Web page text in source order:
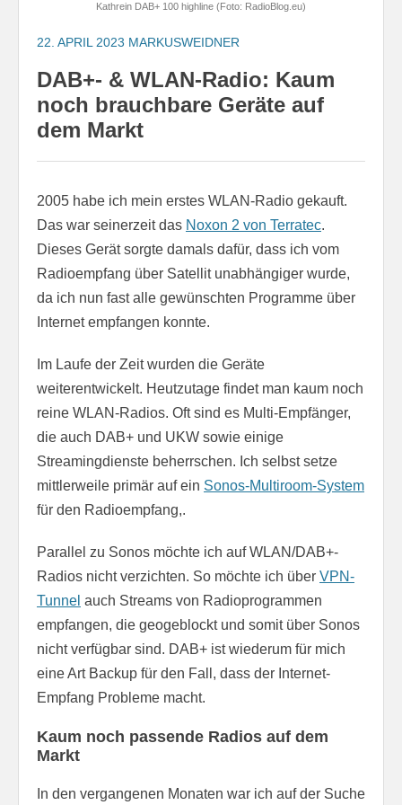
Kathrein DAB+ 100 highline (Foto: RadioBlog.eu)
22. APRIL 2023 MARKUSWEIDNER
DAB+- & WLAN-Radio: Kaum
noch brauchbare Geräte auf
dem Markt
2005 habe ich mein erstes WLAN-Radio gekauft.
Das war seinerzeit das Noxon 2 von Terratec.
Dieses Gerät sorgte damals dafür, dass ich vom
Radioempfang über Satellit unabhängiger wurde,
da ich nun fast alle gewünschten Programme über
Internet empfangen konnte.
Im Laufe der Zeit wurden die Geräte
weiterentwickelt. Heutzutage findet man kaum noch
reine WLAN-Radios. Oft sind es Multi-Empfänger,
die auch DAB+ und UKW sowie einige
Streamingdienste beherrschen. Ich selbst setze
mittlerweile primär auf ein Sonos-Multiroom-System
für den Radioempfang,.
Parallel zu Sonos möchte ich auf WLAN/DAB+-
Radios nicht verzichten. So möchte ich über VPN-
Tunnel auch Streams von Radioprogrammen
empfangen, die geogeblockt und somit über Sonos
nicht verfügbar sind. DAB+ ist wiederum für mich
eine Art Backup für den Fall, dass der Internet-
Empfang Probleme macht.
Kaum noch passende Radios auf dem
Markt
In den vergangenen Monaten war ich auf der Suche